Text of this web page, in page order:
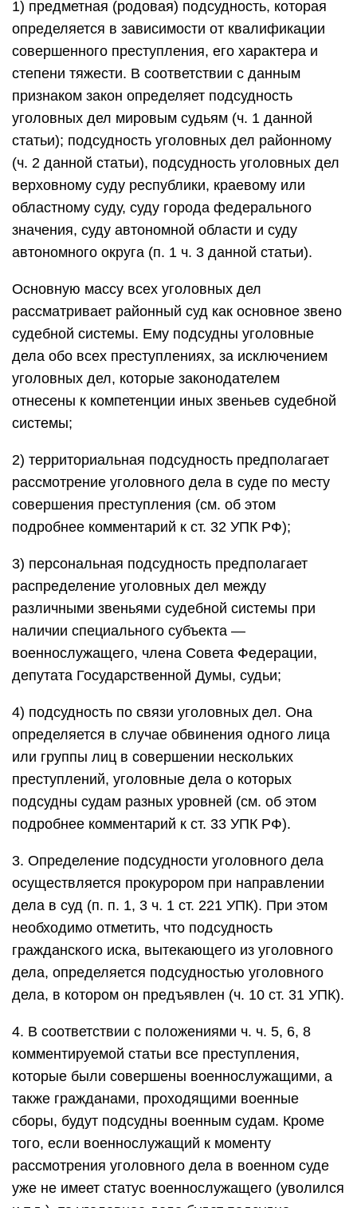
1) предметная (родовая) подсудность, которая
определяется в зависимости от квалификации
совершенного преступления, его характера и
степени тяжести. В соответствии с данным
признаком закон определяет подсудность
уголовных дел мировым судьям (ч. 1 данной
статьи); подсудность уголовных дел районному
(ч. 2 данной статьи), подсудность уголовных дел
верховному суду республики, краевому или
областному суду, суду города федерального
значения, суду автономной области и суду
автономного округа (п. 1 ч. 3 данной статьи).
Основную массу всех уголовных дел
рассматривает районный суд как основное звено
судебной системы. Ему подсудны уголовные
дела обо всех преступлениях, за исключением
уголовных дел, которые законодателем
отнесены к компетенции иных звеньев судебной
системы;
2) территориальная подсудность предполагает
рассмотрение уголовного дела в суде по месту
совершения преступления (см. об этом
подробнее комментарий к ст. 32 УПК РФ);
3) персональная подсудность предполагает
распределение уголовных дел между
различными звеньями судебной системы при
наличии специального субъекта —
военнослужащего, члена Совета Федерации,
депутата Государственной Думы, судьи;
4) подсудность по связи уголовных дел. Она
определяется в случае обвинения одного лица
или группы лиц в совершении нескольких
преступлений, уголовные дела о которых
подсудны судам разных уровней (см. об этом
подробнее комментарий к ст. 33 УПК РФ).
3. Определение подсудности уголовного дела
осуществляется прокурором при направлении
дела в суд (п. п. 1, 3 ч. 1 ст. 221 УПК). При этом
необходимо отметить, что подсудность
гражданского иска, вытекающего из уголовного
дела, определяется подсудностью уголовного
дела, в котором он предъявлен (ч. 10 ст. 31 УПК).
4. В соответствии с положениями ч. ч. 5, 6, 8
комментируемой статьи все преступления,
которые были совершены военнослужащими, а
также гражданами, проходящими военные
сборы, будут подсудны военным судам. Кроме
того, если военнослужащий к моменту
рассмотрения уголовного дела в военном суде
уже не имеет статус военнослужащего (уволился